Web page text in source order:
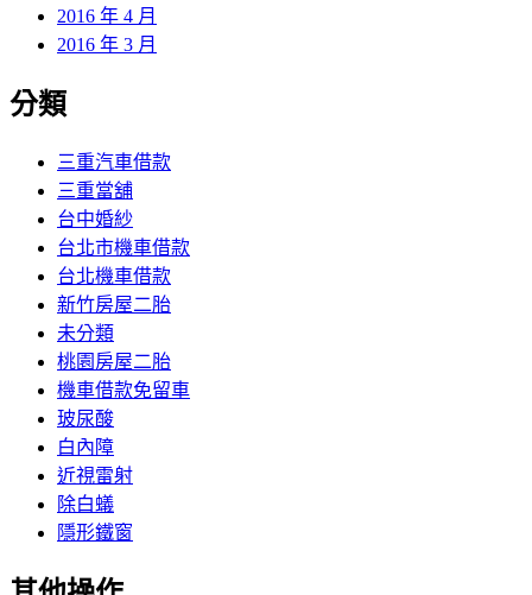
2016 年 4 月
2016 年 3 月
分類
三重汽車借款
三重當舖
台中婚紗
台北市機車借款
台北機車借款
新竹房屋二胎
未分類
桃園房屋二胎
機車借款免留車
玻尿酸
白內障
近視雷射
除白蟻
隱形鐵窗